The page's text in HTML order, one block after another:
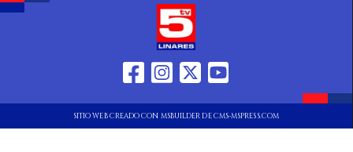
SITIO WEB CREADO CON MSBUILDER DE CMS-MSPRESS.COM